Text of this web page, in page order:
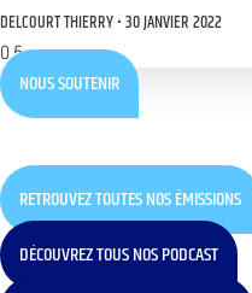
DELCOURT THIERRY 30 JANVIER 2022
NOUS SOUTENIR
RETROUVEZ TOUTES NOS ÉMISSIONS
DÉCOUVREZ TOUS NOS PODCAST